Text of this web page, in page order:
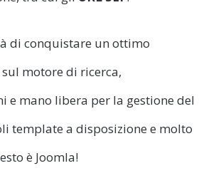
di conquistare un ottimo
motore di ricerca,
e mano libera per la gestione del
template a disposizione e molto
è Joomla!